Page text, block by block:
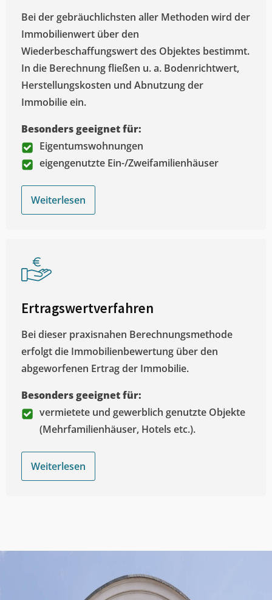
Bei der gebräuchlichsten aller Methoden wird der
Immobilienwert über den
Wiederbeschaffungswert des Objektes bestimmt.
In die Berechnung fließen u. a. Bodenrichtwert,
Herstellungskosten und Abnutzung der
Immobilie ein.
Besonders geeignet für:
Eigentumswohnungen
eigengenutzte Ein-/Zweifamilienhäuser
Weiterlesen
Ertragswertverfahren
Bei dieser praxisnahen Berechnungsmethode
erfolgt die Immobilienbewertung über den
abgeworfenen Ertrag der Immobilie.
Besonders geeignet für:
vermietete und gewerblich genutzte Objekte
(Mehrfamilienhäuser, Hotels etc.).
Weiterlesen